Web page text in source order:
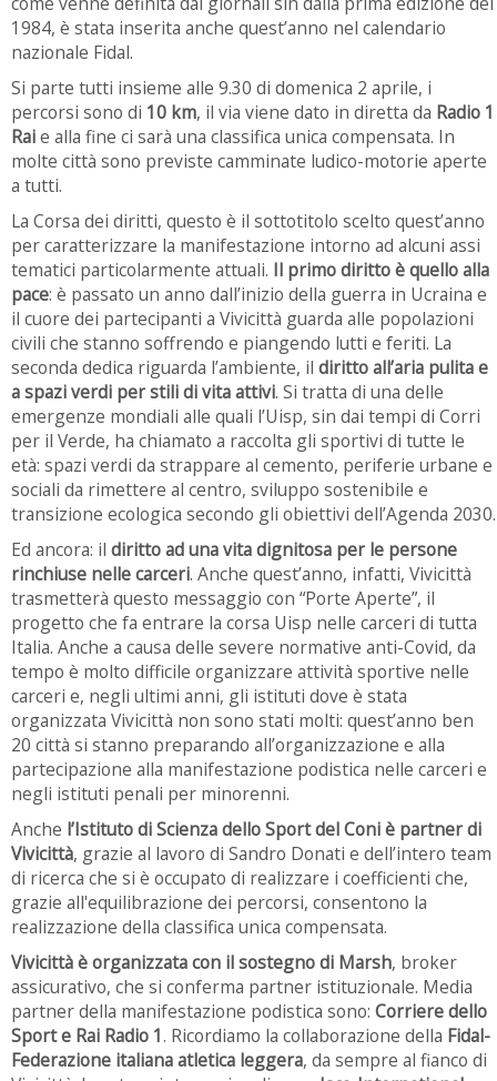
1984, è stata inserita anche quest’anno nel calendario
nazionale Fidal.
Si parte tutti insieme alle 9.30 di domenica 2 aprile, i
percorsi sono di 10 km, il via viene dato in diretta da Radio 1
Raie alla fine ci sarà una classifica unica compensata. In
molte città sono previste camminate ludico-motorie aperte
a tutti.
La Corsa dei diritti, questo è il sottotitolo scelto quest’anno
per caratterizzare la manifestazione intorno ad alcuni assi
tematici particolarmente attuali. Il primo diritto è quello alla
pace: è passato un anno dall’inizio della guerra in Ucraina e
il cuore dei partecipanti a Vivicittà guarda alle popolazioni
civili che stanno soffrendo e piangendo lutti e feriti. La
seconda dedica riguarda l’ambiente, il diritto all’aria pulita e
a spazi verdi per stili di vita attivi. Si tratta di una delle
emergenze mondiali alle quali l’Uisp, sin dai tempi di Corri
per il Verde, ha chiamato a raccolta gli sportivi di tutte le
età: spazi verdi da strappare al cemento, periferie urbane e
sociali da rimettere al centro, sviluppo sostenibile e
transizione ecologica secondo gli obiettivi dell’Agenda 2030.
Ed ancora: il diritto ad una vita dignitosa per le persone
rinchiuse nelle carceri. Anche quest’anno, infatti, Vivicittà
trasmetterà questo messaggio con “Porte Aperte”, il
progetto che fa entrare la corsa Uisp nelle carceri di tutta
Italia. Anche a causa delle severe normative anti-Covid, da
tempo è molto difficile organizzare attività sportive nelle
carceri e, negli ultimi anni, gli istituti dove è stata
organizzata Vivicittà non sono stati molti: quest’anno ben
20 città si stanno preparando all’organizzazione e alla
partecipazione alla manifestazione podistica nelle carceri e
negli istituti penali per minorenni.
Anche l’Istituto di Scienza dello Sport del Coni è partner di
Vivicittà, grazie al lavoro di Sandro Donati e dell’intero team
di ricerca che si è occupato di realizzare i coefficienti che,
grazie all'equilibrazione dei percorsi, consentono la
realizzazione della classifica unica compensata.
Vivicittà è organizzata con il sostegno di Marsh, broker
assicurativo, che si conferma partner istituzionale. Media
partner della manifestazione podistica sono: Corriere dello
Sport e Rai Radio 1. Ricordiamo la collaborazione della Fidal-
Federazione italiana atletica leggera, da sempre al fianco di